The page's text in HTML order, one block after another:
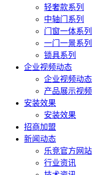
轻奢款系列
中轴门系列
门窗一体系列
一门一景系列
锁具系列
企业视频动态
企业视频动态
产品展示视频
安装效果
安装效果
招商加盟
新闻动态
乐竞官方网站
行业资讯